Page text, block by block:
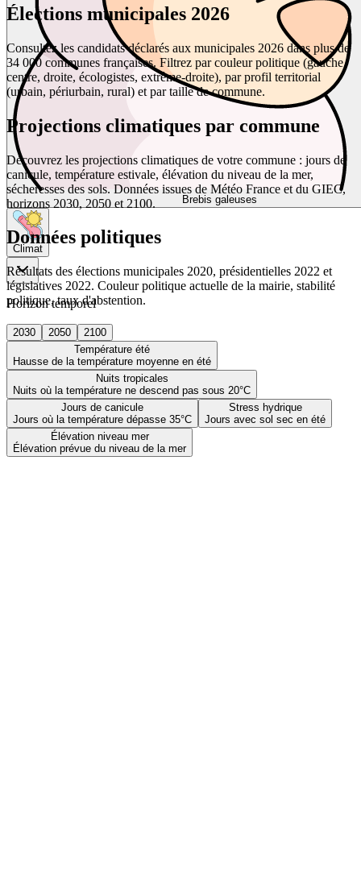
Brebis galeuses
Climat
Horizon temporel
2030 2050
2100
Température été
Hausse de la température moyenne en été
Nuits tropicales
Nuits où la température ne descend pas sous 20°C
Jours de canicule
Jours où la température dépasse 35°C
Stress hydrique
Jours avec sol sec en été
Élévation niveau mer
Élévation prévue du niveau de la mer
Élections municipales 2026
Consultez les candidats déclarés aux municipales 2026 dans plus de
34 000 communes françaises. Filtrez par couleur politique (gauche,
centre, droite, écologistes, extrême-droite), par profil territorial
(urbain, périurbain, rural) et par taille de commune.
Projections climatiques par commune
Découvrez les projections climatiques de votre commune : jours de
canicule, température estivale, élévation du niveau de la mer,
sécheresses des sols. Données issues de Météo France et du GIEC,
horizons 2030, 2050 et 2100.
Données politiques
Résultats des élections municipales 2020, présidentielles 2022 et
législatives 2022. Couleur politique actuelle de la mairie, stabilité
politique, taux d'abstention.